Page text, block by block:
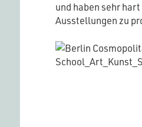
und haben sehr
Ausstellungen zu